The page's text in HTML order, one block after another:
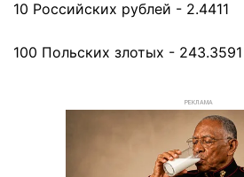
10 Российских рублей - 2.4411
100 Польских злотых - 243.3591
РЕКЛАМА